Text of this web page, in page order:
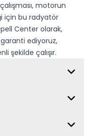
motorun
için bu radyatör
Center olarak,
garanti ediyoruz,
şekilde çalışır.